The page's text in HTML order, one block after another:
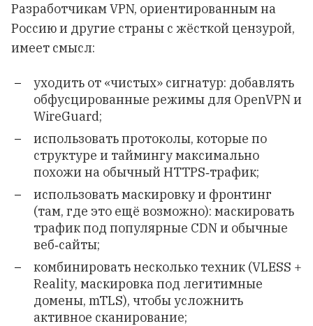
Разработчикам VPN, ориентированным на
Россию и другие страны с жёсткой цензурой,
имеет смысл:
уходить от «чистых» сигнатур: добавлять
обфусцированные режимы для OpenVPN и
WireGuard;
использовать протоколы, которые по
структуре и таймингу максимально
похожи на обычный HTTPS‑трафик;
использовать маскировку и фронтинг
(там, где это ещё возможно): маскировать
трафик под популярные CDN и обычные
веб‑сайты;
комбинировать несколько техник (VLESS +
Reality, маскировка под легитимные
домены, mTLS), чтобы усложнить
активное сканирование;